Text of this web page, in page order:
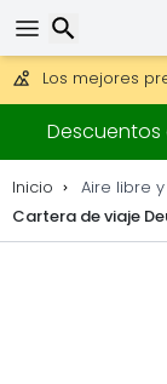
Envío DHL 1 día
30 días para
Los mejores
Inicio Aire libre
Cartera de viaje
Buscar